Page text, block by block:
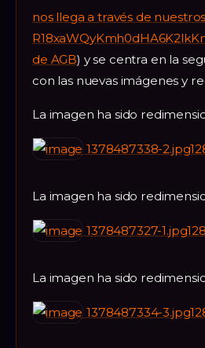
nos llega a través de
de AGB) y se centra en la
con las nuevas imágenes y
La imagen ha sido
1378487338-
La imagen ha sido
1378487327-
La imagen ha sido
1378487334-